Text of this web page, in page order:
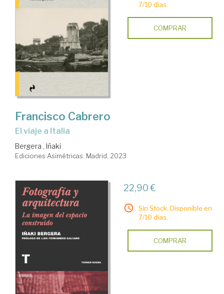
7/10 días.
COMPRAR
Francisco Cabrero
El viaje a Italia
Bergera , Iñaki
Ediciones Asimétricas. Madrid, 2023
22,90 €
Sin Stock. Disponible en
7/10 días.
COMPRAR